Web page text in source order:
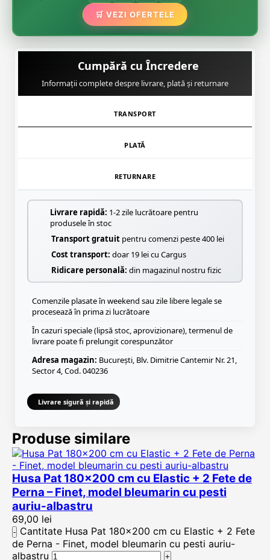
🛒 VEZI OFERTELE
Cumpără cu Încredere
Informații complete despre livrare, plată și returnare
TRANSPORT
PLATĂ
RETURNARE
Livrare rapidă: 1-2 zile lucrătoare pentru
produsele în stoc
Transport gratuit pentru comenzi peste 400 lei
Cost transport: doar 19 lei cu Cargus
Ridicare personală: din magazinul nostru fizic
Comenzile plasate în weekend sau zile libere legale se
procesează în prima zi lucrătoare
În cazuri speciale (lipsă stoc, aprovizionare), termenul de
livrare poate fi prelungit corespunzător
Adresa magazin: București, Blv. Dimitrie Cantemir Nr. 21,
Sector 4, Cod. 040236
Livrare sigură și rapidă
Produse similare
Husa Pat 180×200 cm cu Elastic + 2 Fete de
Perna – Finet, model bleumarin cu pesti
auriu-albastru
69,00 lei
Cantitate Husa Pat 180x200 cm cu Elastic + 2 Fete
de Perna - Finet, model bleumarin cu pesti auriu-
albastru